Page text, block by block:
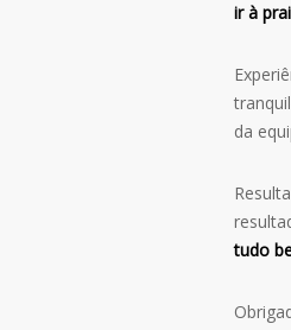
ir à
da
tudo